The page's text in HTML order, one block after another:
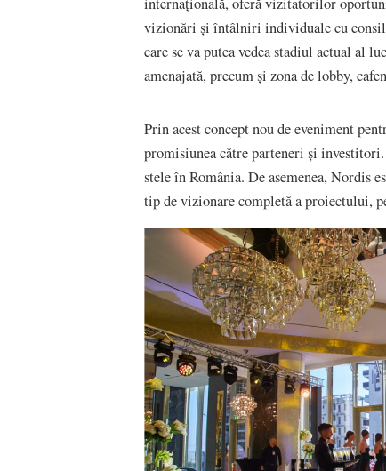
vizionări și întâlniri individuale cu
care se va putea vedea stadiul actual al
amenajată, precum și zona de lobby,
Prin acest concept nou de eveniment
promisiunea către parteneri și
stele în România. De asemenea, Nordis
tip de vizionare completă a proiectului,